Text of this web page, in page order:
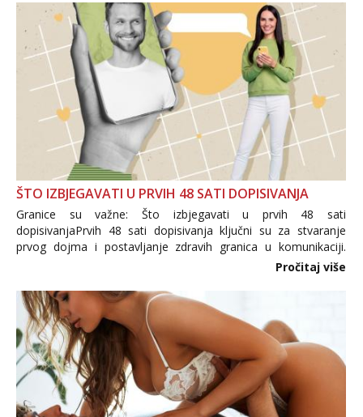
ŠTO IZBJEGAVATI U PRVIH 48 SATI DOPISIVANJA
Granice su važne: Što izbjegavati u prvih 48 sati
dopisivanjaPrvih 48 sati dopisivanja ključni su za stvaranje
prvog dojma i postavljanje zdravih granica u komunikaciji.
Važno je izbjeći prebrzo otkrivanje osobnih ili intimnih
informacija, jer nepoznata osoba još nije zaslužila to
povjerenje. Takođe...
Pročitaj više